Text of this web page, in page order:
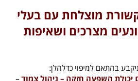
מוצלחת עם בעלי
מצרכים ושאיפות
בהתאם למיפוי כדלהלן:
יכולת השפעה חזקה – ניהול צמוד–